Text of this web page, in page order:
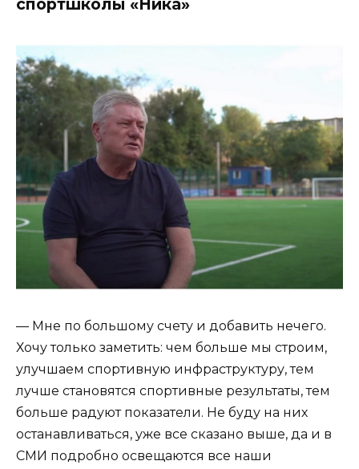
спортшколы «Ника»
— Мне по большому счету и добавить нечего.
Хочу только заметить: чем больше мы строим,
улучшаем спортивную инфраструктуру, тем
лучше становятся спортивные результаты, тем
больше радуют показатели. Не буду на них
останавливаться, уже все сказано выше, да и в
СМИ подробно освещаются все наши